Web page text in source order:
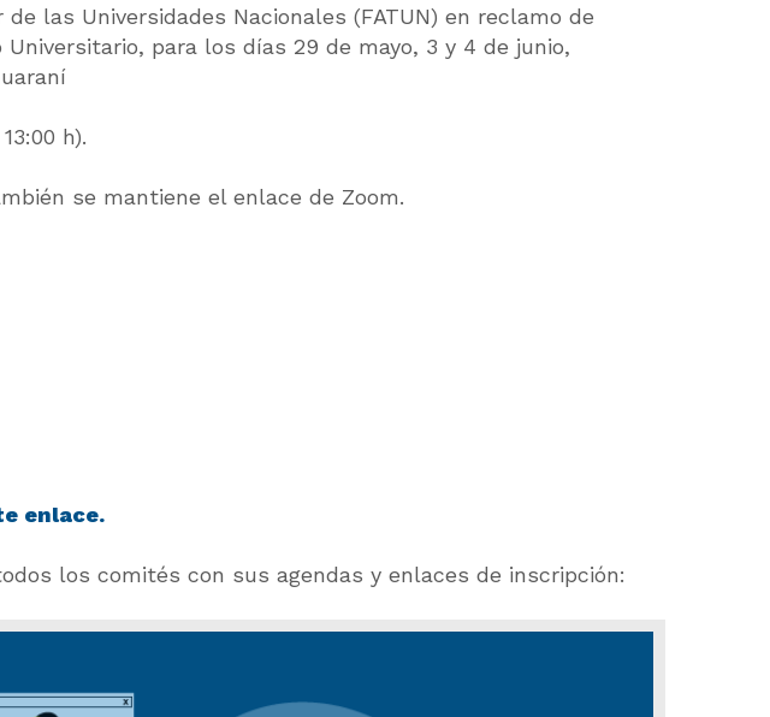
las Universidades Nacionales (FATUN) en reclamo de
para los días 29 de mayo, 3 y 4 de junio,
h).
se mantiene el enlace de Zoom.
enlace.
los comités con sus agendas y enlaces de inscripción: